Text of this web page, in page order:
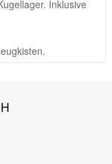
Inklusive